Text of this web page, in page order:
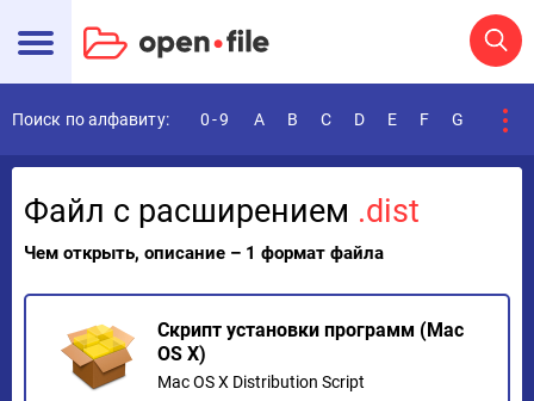
Поиск по алфавиту: 0-9 A B C D E F G
Файл с расширением .dist
Чем открыть, описание – 1 формат файла
Скрипт установки программ (Mac
OS X)
Mac OS X Distribution Script